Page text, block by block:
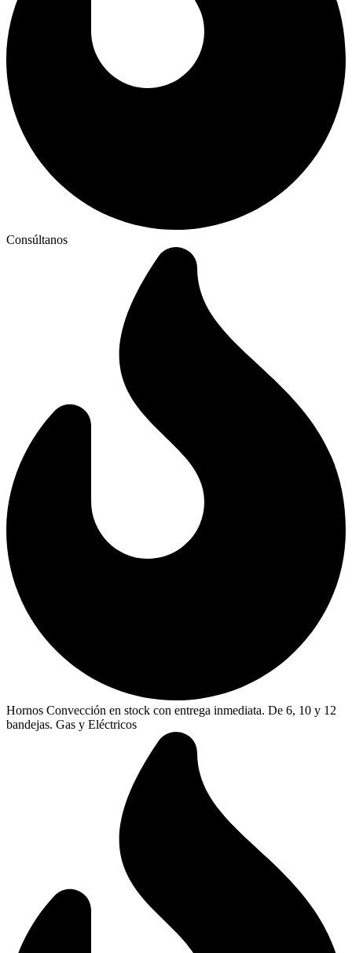
Consúltanos
Hornos Convección en stock con entrega inmediata. De 6, 10 y 12
bandejas. Gas y Eléctricos